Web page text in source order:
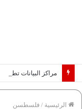
الرئيسية / فلسطسن